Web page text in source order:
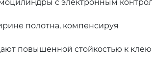
с электронным
полотна, компенсируя
повышенной стойкостью к